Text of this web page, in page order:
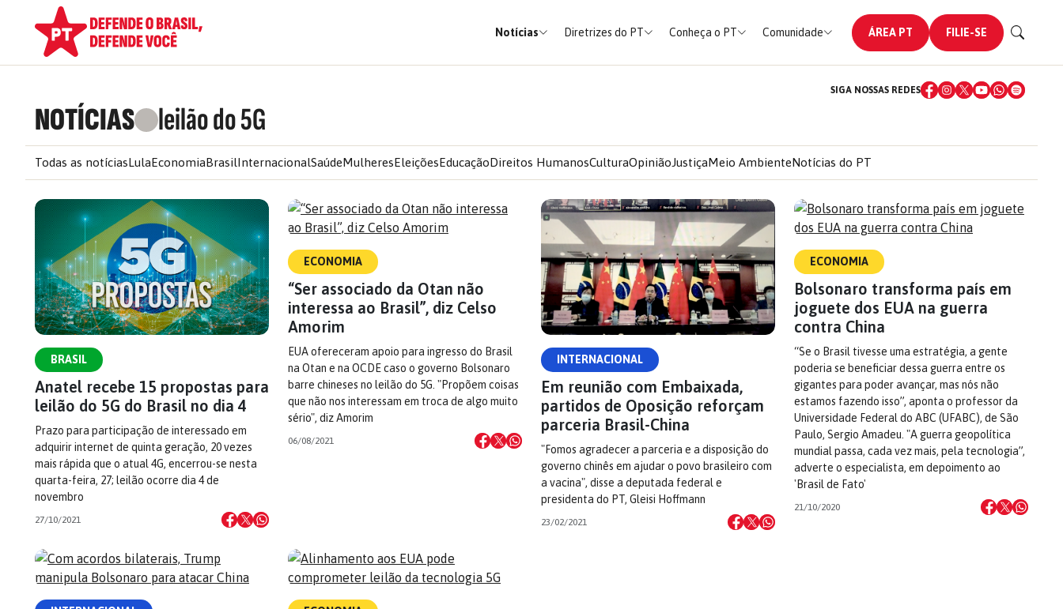
Notícias Diretrizes do PT Conheça o PT Comunidade ÁREA PT FILIE-SE
NOTÍCIAS leilão do 5G
SIGA NOSSAS REDES
Todas as notíciasLulaEconomiaBrasilInternacionalSaúdeMulheresEleiçõesEducaçãoDireitos HumanosCulturaOpiniãoJustiçaMeio AmbienteNotícias do PT
BRASIL
Anatel recebe 15 propostas para
leilão do 5G do Brasil no dia 4
Prazo para participação de interessado em
adquirir internet de quinta geração, 20 vezes
mais rápida que o atual 4G, encerrou-se nesta
quarta-feira, 27; leilão ocorre dia 4 de
novembro
27/10/2021
ECONOMIA
“Ser associado da Otan não
interessa ao Brasil”, diz Celso
Amorim
EUA ofereceram apoio para ingresso do Brasil
na Otan e na OCDE caso o governo Bolsonaro
barre chineses no leilão do 5G. "Propõem coisas
que não nos interessam em troca de algo muito
sério", diz Amorim
06/08/2021
INTERNACIONAL
Em reunião com Embaixada,
partidos de Oposição reforçam
parceria Brasil-China
"Fomos agradecer a parceria e a disposição do
governo chinês em ajudar o povo brasileiro com
a vacina", disse a deputada federal e
presidenta do PT, Gleisi Hoffmann
23/02/2021
ECONOMIA
Bolsonaro transforma país em
joguete dos EUA na guerra
contra China
“Se o Brasil tivesse uma estratégia, a gente
poderia se beneficiar dessa guerra entre os
gigantes para poder avançar, mas nós não
estamos fazendo isso”, aponta o professor da
Universidade Federal do ABC (UFABC), de São
Paulo, Sergio Amadeu. "A guerra geopolítica
mundial passa, cada vez mais, pela tecnologia”,
adverte o especialista, em depoimento ao
'Brasil de Fato'
21/10/2020